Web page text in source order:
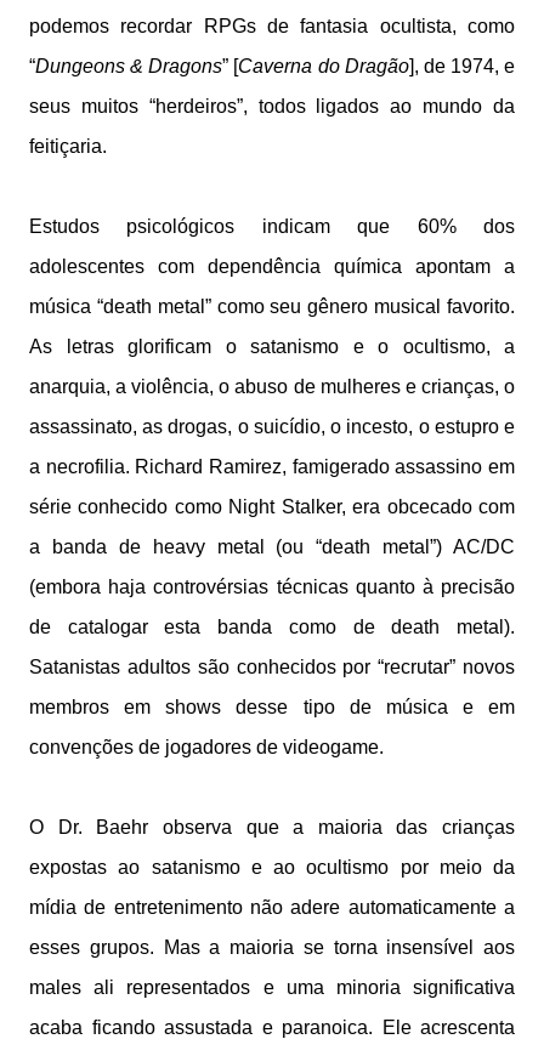
podemos recordar RPGs de fantasia ocultista, como
“Dungeons & Dragons” [Caverna do Dragão], de 1974, e
seus muitos “herdeiros”, todos ligados ao mundo da
feitiçaria.
Estudos psicológicos indicam que 60% dos
adolescentes com dependência química apontam a
música “death metal” como seu gênero musical favorito.
As letras glorificam o satanismo e o ocultismo, a
anarquia, a violência, o abuso de mulheres e crianças, o
assassinato, as drogas, o suicídio, o incesto, o estupro e
a necrofilia. Richard Ramirez, famigerado assassino em
série conhecido como Night Stalker, era obcecado com
a banda de heavy metal (ou “death metal”) AC/DC
(embora haja controvérsias técnicas quanto à precisão
de catalogar esta banda como de death metal).
Satanistas adultos são conhecidos por “recrutar” novos
membros em shows desse tipo de música e em
convenções de jogadores de videogame.
O Dr. Baehr observa que a maioria das crianças
expostas ao satanismo e ao ocultismo por meio da
mídia de entretenimento não adere automaticamente a
esses grupos. Mas a maioria se torna insensível aos
males ali representados e uma minoria significativa
acaba ficando assustada e paranoica. Ele acrescenta